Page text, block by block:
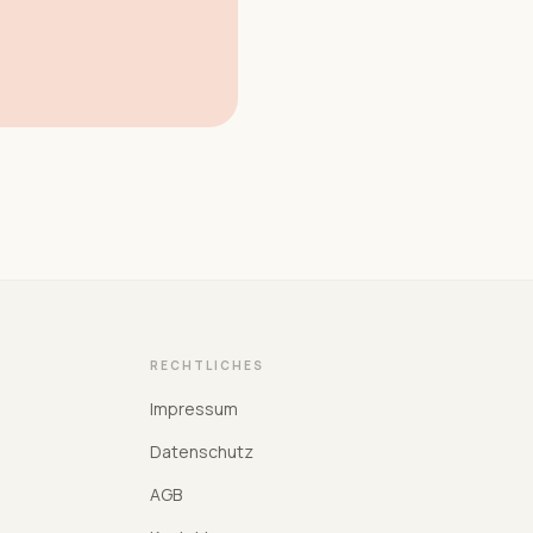
RECHTLICHES
Impressum
Datenschutz
AGB